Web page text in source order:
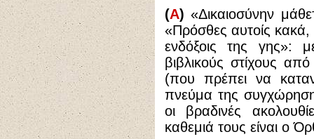
(Α) «Δικαιοσύνην
«Πρόσθες αυτοίς κακά,
ενδόξοις της γης»:
βιβλικούς στίχους
(που πρέπει να
πνεύμα της
οι βραδινές
καθεμιά τους είναι ο